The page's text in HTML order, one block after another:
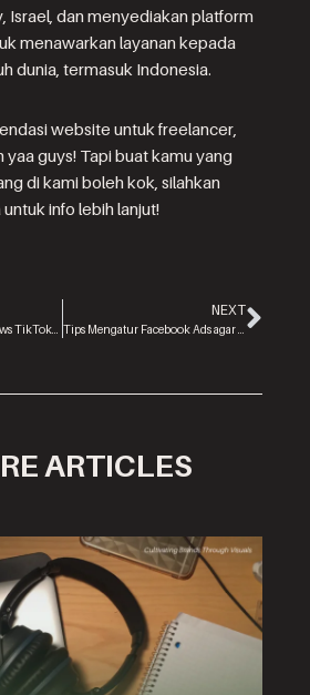
Israel, dan menyediakan platform
menawarkan layanan kepada
dunia, termasuk Indonesia.
website untuk freelancer,
yaa guys! Tapi buat kamu yang
di kami boleh kok, silahkan
info lebih lanjut!
Cara meningkatkan Views TikTok/ Instagram Reelsmu!
NEXT
ARTICLES